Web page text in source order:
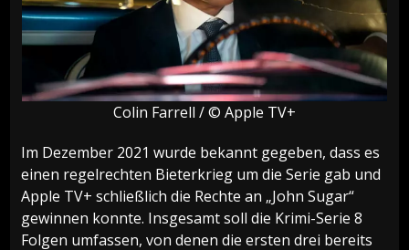
Colin Farrell / © Apple TV+
Im Dezember 2021 wurde bekannt gegeben, dass es
einen regelrechten Bieterkrieg um die Serie gab und
Apple TV+ schließlich die Rechte an „John Sugar“
gewinnen konnte. Insgesamt soll die Krimi-Serie 8
Folgen umfassen, von denen die ersten drei bereits